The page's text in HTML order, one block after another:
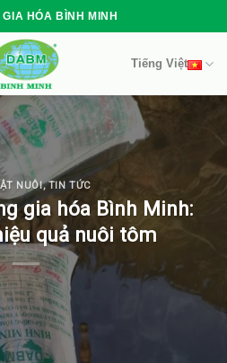
GIA HÓA BÌNH MINH
Tiếng Việt
NUÔI,TIN TỨC
gia hóa Bình Minh:
quả nuôi tôm